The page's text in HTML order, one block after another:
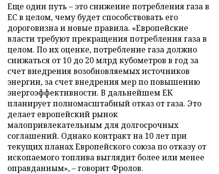
Еще один путь – это снижение потребления газа в
ЕС в целом, чему будет способствовать его
дороговизна и новые правила. «Европейские
власти требуют прекращения потребления газа в
целом. По их оценке, потребление газа должно
снижаться от 10 до 20 млрд кубометров в год за
счет внедрения возобновляемых источников
энергии, за счет внедрения мер по повышению
энергоэффективности. В дальнейшем ЕК
планирует полномасштабный отказ от газа. Это
делает европейский рынок
малопривлекательным для долгосрочных
соглашений. Однако контракт на 10 лет при
текущих планах Европейского союза по отказу от
ископаемого топлива выглядит более или менее
оправданным», – говорит Фролов.